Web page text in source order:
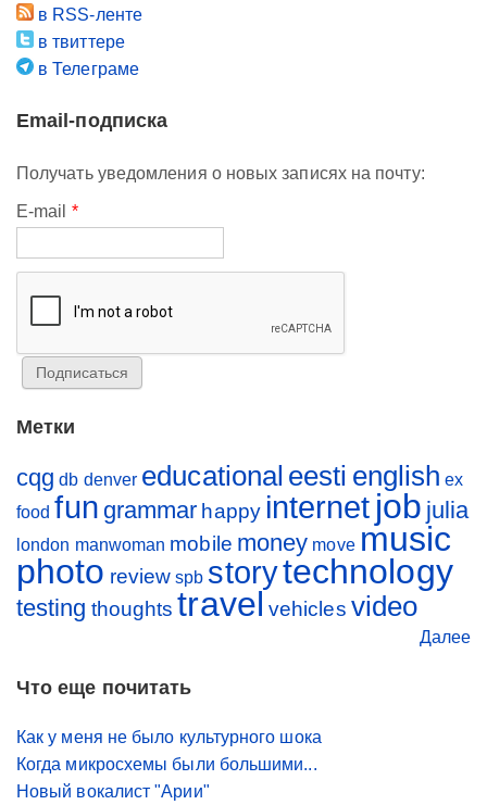
в RSS-ленте
в твиттере
в Телеграме
Email-подписка
Получать уведомления о новых записях на почту:
E-mail *
Метки
cqg db denver educational eesti english ex
food fun grammar happy internet job julia
london manwoman mobile money move music
photo review spb storytechnology
testing thoughts travel vehicles video
Далее
Что еще почитать
Как у меня не было культурного шока
Когда микросхемы были большими...
Новый вокалист "Арии"